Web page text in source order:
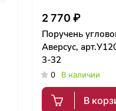
2 770 ₽
Поручень
Аверсус,
3-32
0 В наличии
В